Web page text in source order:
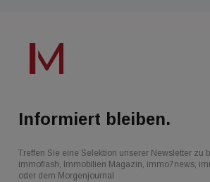
Informiert bleiben.
Treffen Sie eine Selektion unserer Newsletter zu
immoflash, Immobilien Magazin, immo7news,
oder dem Morgenjournal